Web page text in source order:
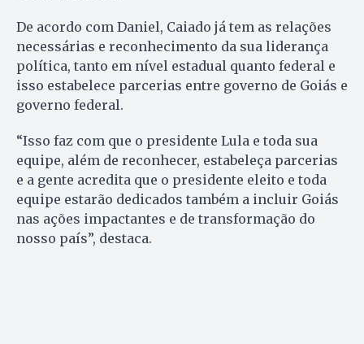
De acordo com Daniel, Caiado já tem as relações
necessárias e reconhecimento da sua liderança
política, tanto em nível estadual quanto federal e
isso estabelece parcerias entre governo de Goiás e
governo federal.
“Isso faz com que o presidente Lula e toda sua
equipe, além de reconhecer, estabeleça parcerias
e a gente acredita que o presidente eleito e toda
equipe estarão dedicados também a incluir Goiás
nas ações impactantes e de transformação do
nosso país”, destaca.